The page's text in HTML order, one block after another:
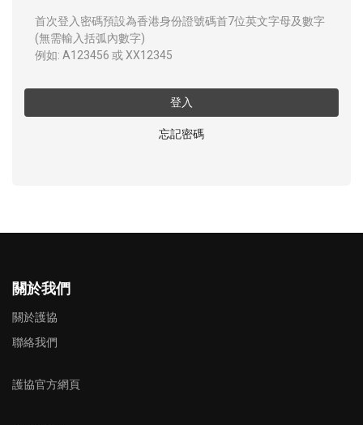
首次登入密碼預設為香港身份證號碼首7位英文字母及數字
(無需輸入括弧內數字)
例如: A123456 或 XX12345
登入
忘記密碼
關於我們
關於護協
聯絡我們
護協官方網頁